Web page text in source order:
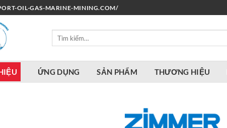
OIL-GAS-MARINE-MINING.COM/
ỨNG DỤNG SẢN PHẨM THƯƠNG HIỆU